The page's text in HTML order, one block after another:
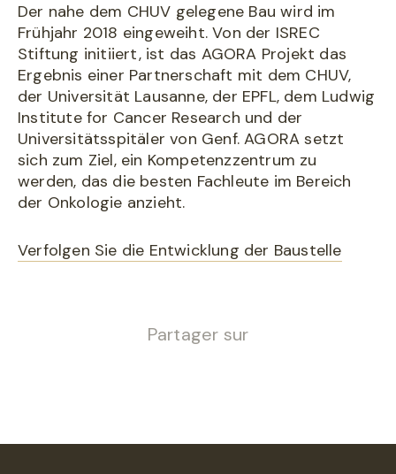
Der nahe dem CHUV gelegene Bau wird im
Frühjahr 2018 eingeweiht. Von der ISREC
Stiftung initiiert, ist das AGORA Projekt das
Ergebnis einer Partnerschaft mit dem CHUV,
der Universität Lausanne, der EPFL, dem Ludwig
Institute for Cancer Research und der
Universitätsspitäler von Genf. AGORA setzt
sich zum Ziel, ein Kompetenzzentrum zu
werden, das die besten Fachleute im Bereich
der Onkologie anzieht.
Verfolgen Sie die Entwicklung der Baustelle
Partager sur